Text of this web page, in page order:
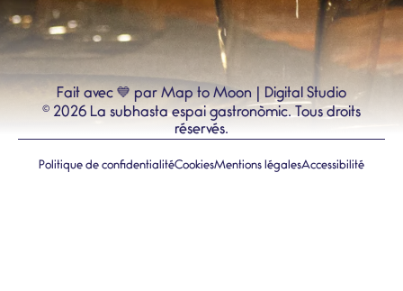
Fait avec 💙 par Map to Moon | Digital Studio
© 2026 La subhasta espai gastronòmic. Tous droits
réservés.
Politique de confidentialitéCookiesMentions légalesAccessibilité